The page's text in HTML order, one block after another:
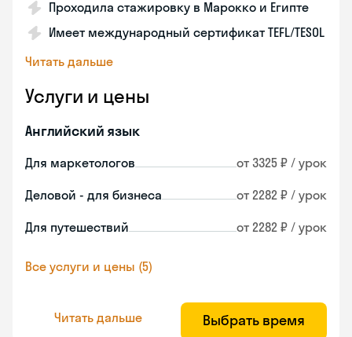
Проходила стажировку в Марокко и Египте
Имеет международный сертификат TEFL/TESOL
Читать дальше
Услуги и цены
Английский язык
Для маркетологов от 3325 ₽ / урок
Деловой - для бизнеса от 2282 ₽ / урок
Для путешествий от 2282 ₽ / урок
Все услуги и цены (5)
Читать дальше Выбрать время